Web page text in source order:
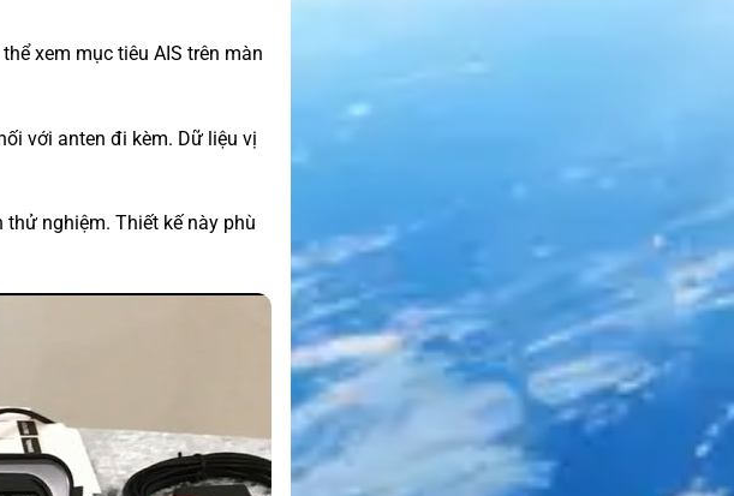
xem mục tiêu AIS trên màn
với anten đi kèm. Dữ liệu vị
nghiệm. Thiết kế này phù